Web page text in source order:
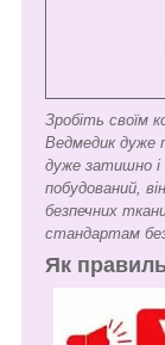
Зробіть своїм
Ведмедик дуже
дуже затишно і
побудований,
безпечних
стандартам
Як